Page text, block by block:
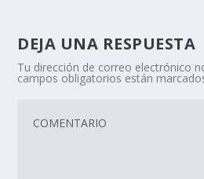
DEJA UNA RESPUESTA
Tu dirección de correo electrónico
campos obligatorios están